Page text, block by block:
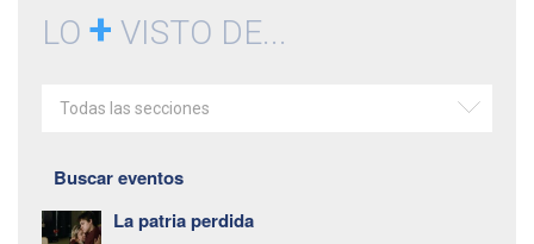
LO + VISTO DE...
Todas las secciones
Buscar eventos
La patria perdida